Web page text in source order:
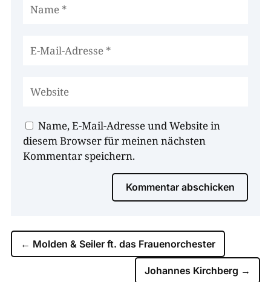
Name, E-Mail-Adresse und Website in
diesem Browser für meinen nächsten
Kommentar speichern.
Kommentar abschicken
← Molden & Seiler ft. das Frauenorchester
Johannes Kirchberg →